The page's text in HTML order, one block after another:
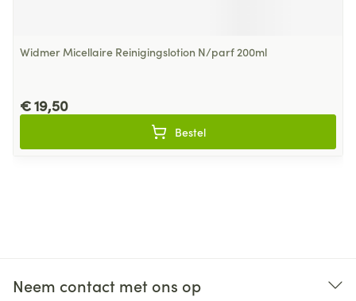
Widmer Micellaire Reinigingslotion N/parf 200ml
€ 19,50
Bestel
Neem contact met ons op